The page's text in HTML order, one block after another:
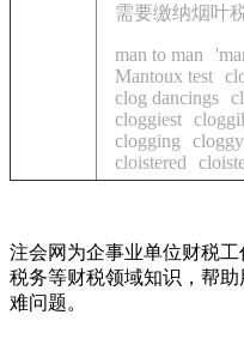
需要缴纳烟叶
man to man
Mantoux test
clog dancings
cloggiest
clogging
cloggy
cloistered
注会网为企事业单位财税工
税务等财税领域知识，帮
难问题。